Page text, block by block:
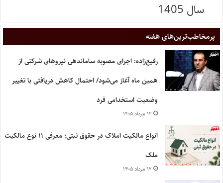
سال 1405
پر‌مخاطب‌ترین‌های هفته
رفیع‌زاده: اجرای مصوبه ساماندهی نیروهای شرکتی از
همین ماه آغاز می‌شود/ احتمال کاهش دریافتی با تغییر
وضعیت استخدامی فرد
۱۲ مرداد ۱۴۰۵
انواع مالکیت املاک در حقوق ثبتی؛ معرفی ۱۱ نوع مالکیت
ملک
۱۲ مرداد ۱۴۰۵